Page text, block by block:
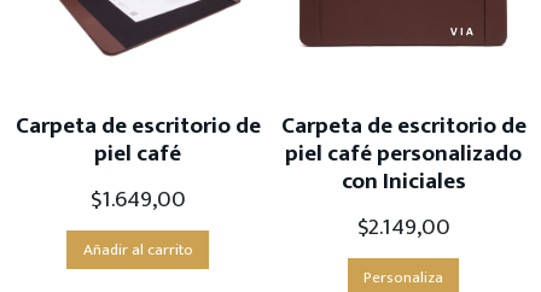
Carpeta de escritorio de
piel café
$1.649,00
Añadir al carrito
Carpeta de escritorio de
piel café personalizado
con Iniciales
$2.149,00
Personaliza